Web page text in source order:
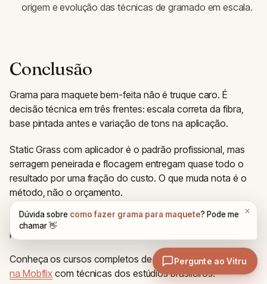
origem e evolução das técnicas de gramado em escala.
Conclusão
Grama para maquete bem-feita não é truque caro. É
decisão técnica em três frentes: escala correta da fibra,
base pintada antes e variação de tons na aplicação.
Static Grass com aplicador é o padrão profissional, mas
serragem peneirada e flocagem entregam quase todo o
resultado por uma fração do custo. O que muda nota é o
método, não o orçamento.
Próximo passo:dominar maquete física e digital no nível
profissional pede prática guiada.
Conheça os cursos completos deMaquete e Paisagismo
na Mobflix com técnicas dos estúdios brasileiros.